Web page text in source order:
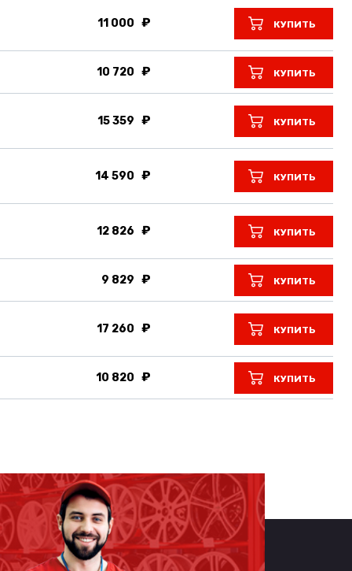
11 000 КУПИТЬ
10 720 КУПИТЬ
15 359 КУПИТЬ
14 590 КУПИТЬ
12 826 КУПИТЬ
9 829 КУПИТЬ
17 260 КУПИТЬ
10 820 КУПИТЬ